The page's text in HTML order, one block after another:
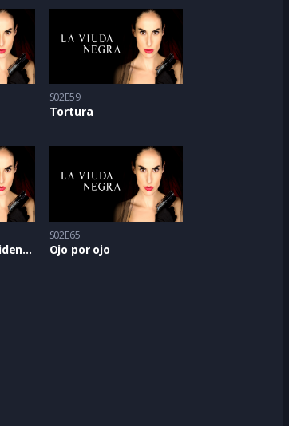
S02E59
Tortura
Conferencia presidencial
S02E65
Ojo por ojo